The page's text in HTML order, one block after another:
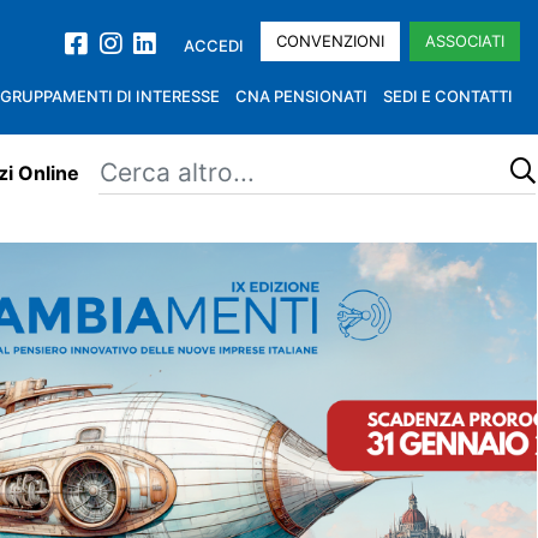
ACCEDI CONVENZIONI ASSOCIATI
DI INTERESSE CNA PENSIONATI SEDI E CONTATTI
Online